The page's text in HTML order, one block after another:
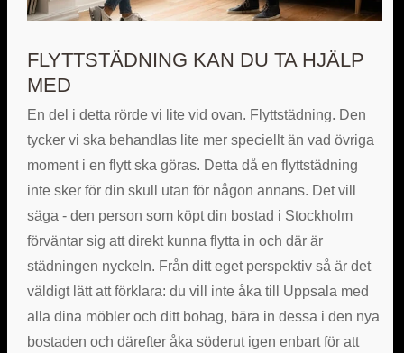
FLYTTSTÄDNING KAN DU TA HJÄLP
MED
En del i detta rörde vi lite vid ovan. Flyttstädning. Den
tycker vi ska behandlas lite mer speciellt än vad övriga
moment i en flytt ska göras. Detta då en flyttstädning
inte sker för din skull utan för någon annans. Det vill
säga - den person som köpt din bostad i Stockholm
förväntar sig att direkt kunna flytta in och där är
städningen nyckeln. Från ditt eget perspektiv så är det
väldigt lätt att förklara: du vill inte åka till Uppsala med
alla dina möbler och ditt bohag, bära in dessa i den nya
bostaden och därefter åka söderut igen enbart för att